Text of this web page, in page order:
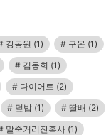
강동원 (1) 구몬 (1)
김동희 (1)
다이어트 (2)
덮밥 (1) 딸배 (2)
말죽거리잔혹사 (1)